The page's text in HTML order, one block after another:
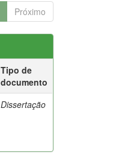
Próximo
Tipo de
documento
Dissertação